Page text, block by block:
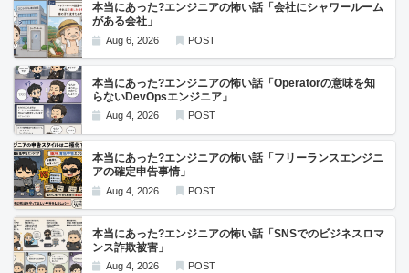
本当にあった?エンジニアの怖い話「会社にシャワールーム
がある会社」
Aug 6, 2026 POST
本当にあった?エンジニアの怖い話「Operatorの意味を知
らないDevOpsエンジニア」
Aug 4, 2026 POST
本当にあった?エンジニアの怖い話「フリーランスエンジニ
アの確定申告事情」
Aug 4, 2026 POST
本当にあった?エンジニアの怖い話「SNSでのビジネスロマ
ンス詐欺被害」
Aug 4, 2026 POST